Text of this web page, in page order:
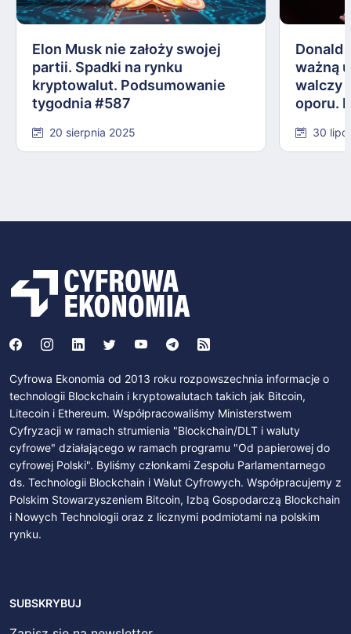
Elon Musk nie założy swojej
partii. Spadki na rynku
kryptowalut. Podsumowanie
tygodnia #587
20 sierpnia 2025
Donald
ważną
walczy
oporu.
30
Cyfrowa Ekonomia od 2013 roku rozpowszechnia informacje o
technologii Blockchain i kryptowalutach takich jak Bitcoin,
Litecoin i Ethereum. Współpracowaliśmy Ministerstwem
Cyfryzacji w ramach strumienia "Blockchain/DLT i waluty
cyfrowe" działającego w ramach programu "Od papierowej do
cyfrowej Polski". Byliśmy członkami Zespołu Parlamentarnego
ds. Technologii Blockchain i Walut Cyfrowych. Współpracujemy z
Polskim Stowarzyszeniem Bitcoin, Izbą Gospodarczą Blockchain
i Nowych Technologii oraz z licznymi podmiotami na polskim
rynku.
SUBSKRYBUJ